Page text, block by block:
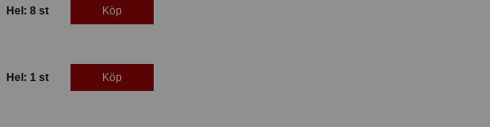
Hel: 8 st Köp
Hel: 1 st Köp